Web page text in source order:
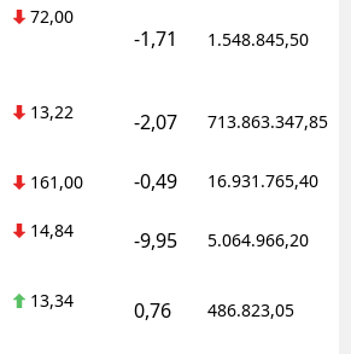
72,00
-1,71 1.548.845,50
13,22 -2,07 713.863.347,85
161,00 -0,49 16.931.765,40
14,84 -9,95 5.064.966,20
13,34 0,76 486.823,05